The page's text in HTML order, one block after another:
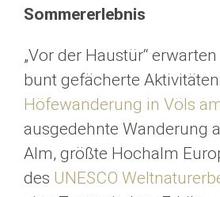
Sommererlebnis
„Vor der Haustür“
bunt gefächerte
Höfewanderung in Völs
ausgedehnte Wanderung
Alm, größte Hochalm
des UNESCO